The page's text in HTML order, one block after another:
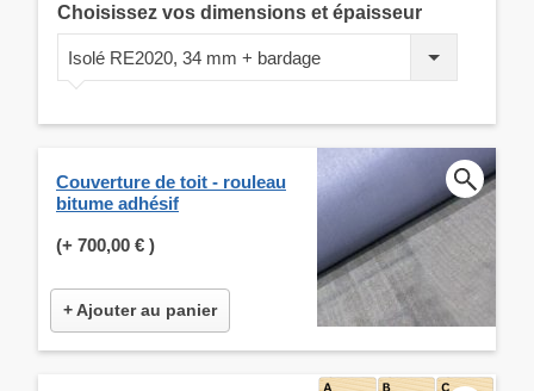
Choisissez vos dimensions et épaisseur
Isolé RE2020, 34 mm + bardage
Couverture de toit - rouleau
bitume adhésif
(+ 700,00 € )
+ Ajouter au panier